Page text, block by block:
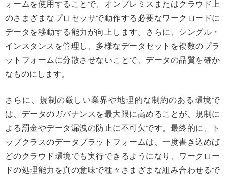
ォームを使用することで、オンプレミスまたはクラウド上
のさまざまなプロセッサで動作する必要なワークロードに
データを移動する能力が向上します。さらに、シングル・
インスタンスを管理し、多様なデータセットを複数のプラ
ットフォームに分散させないことで、データの品質を確か
なものにします。
さらに、規制の厳しい業界や地理的な制約のある環境で
は、データのガバナンスを最大限に高めることが、規制に
よる罰金やデータ漏洩の防止に不可欠です。最終的に、ト
ップクラスのデータプラットフォームは、一度書き込めば
どのクラウド環境でも実行できるようになり、ワークロー
ドの処理能力を真の意味で種々さまざまな組み合わせるで